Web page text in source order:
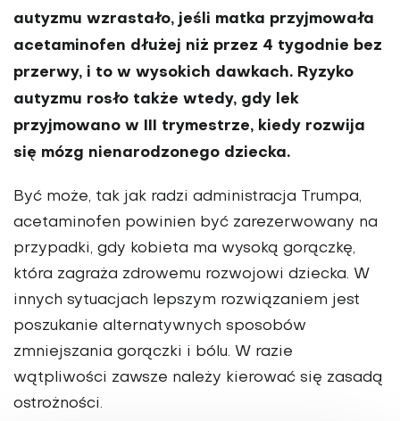
autyzmu wzrastało, jeśli matka przyjmowała
acetaminofen dłużej niż przez 4 tygodnie bez
przerwy, i to w wysokich dawkach. Ryzyko
autyzmu rosło także wtedy, gdy lek
przyjmowano w III trymestrze, kiedy rozwija
się mózg nienarodzonego dziecka.
Być może, tak jak radzi administracja Trumpa,
acetaminofen powinien być zarezerwowany na
przypadki, gdy kobieta ma wysoką gorączkę,
która zagraża zdrowemu rozwojowi dziecka. W
innych sytuacjach lepszym rozwiązaniem jest
poszukanie alternatywnych sposobów
zmniejszania gorączki i bólu. W razie
wątpliwości zawsze należy kierować się zasadą
ostrożności.